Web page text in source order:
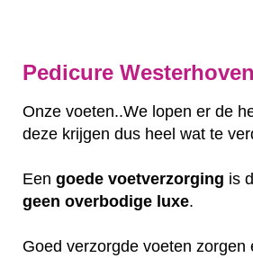
Pedicure Westerhoven
Onze voeten..We lopen er de
deze krijgen dus heel wat te
Een goede voetverzorging is
geen overbodige luxe.
Goed verzorgde voeten zorgen